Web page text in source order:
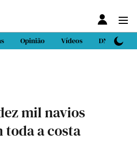
Opinião Vídeos DN Sport
mil navios
toda a costa